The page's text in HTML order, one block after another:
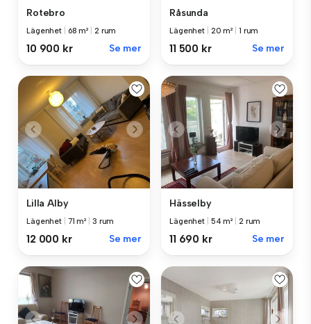
Rotebro
Lägenhet 68 m² 2 rum
10 900 kr Se mer
Råsunda
Lägenhet 20 m² 1 rum
11 500 kr Se mer
Lilla Alby
Lägenhet 71 m² 3 rum
12 000 kr Se mer
Hässelby
Lägenhet 54 m² 2 rum
11 690 kr Se mer